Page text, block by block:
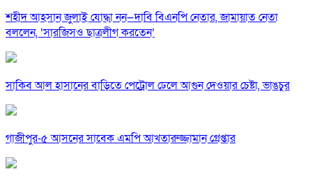
শহীদ আহসান জুলাই যোদ্ধা নন—দাবি বিএনপি নেতার, জামায়াত নেতা
বললেন, ‘সারজিসও ছাত্রলীগ করতেন’
সাকিব আল হাসানের বাড়িতে পেট্রোল ঢেলে আগুন দেওয়ার চেষ্টা, ভাঙচুর
গাজীপুর-৫ আসনের সাবেক এমপি আখতারুজ্জামান গ্রেপ্তার